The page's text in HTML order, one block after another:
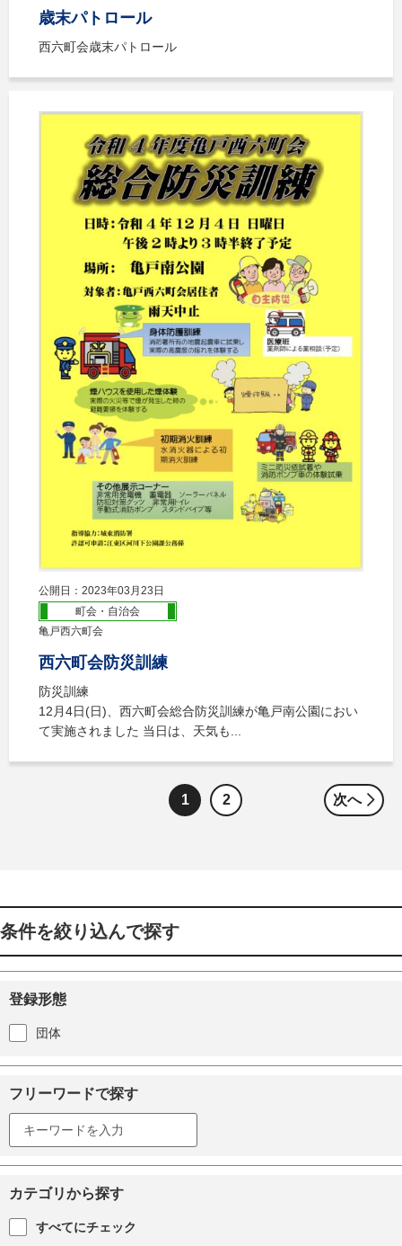
歳末パトロール
西六町会歳末パトロール
公開日：2023年03月23日
町会・自治会
亀戸西六町会
西六町会防災訓練
防災訓練
12月4日(日)、西六町会総合防災訓練が亀戸南公園におい
て実施されました 当日は、天気も...
1 2 次へ
条件を絞り込んで探す
登録形態
団体
フリーワードで探す
カテゴリから探す
すべてにチェック